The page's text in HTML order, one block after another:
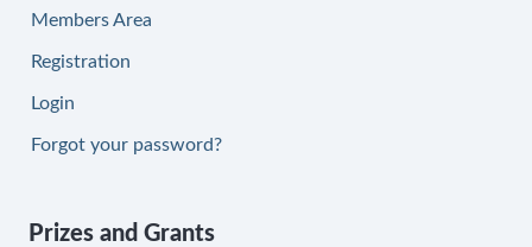
Members Area
Registration
Login
Forgot your password?
Prizes and Grants